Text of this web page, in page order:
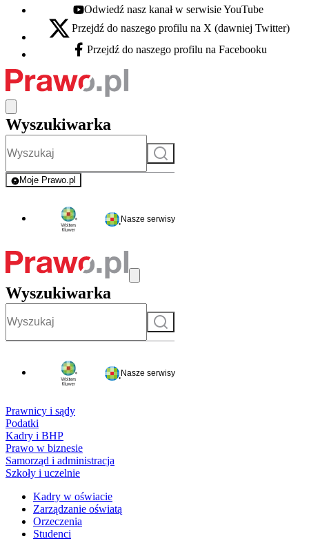
Youtube - otwiera się w nowej karcie
Odwiedź nasz kanał w serwisie YouTube
X - otwiera się w nowej karcie
Przejdź do naszego profilu na X (dawniej Twitter)
Facebook - otwiera się w nowej karcie
Przejdź do naszego profilu na Facebooku
Wyszukiwarka
Szukaj
Moje Prawo.pl
- rejestracja i logowanie do serwisu
Nasze serwisy
Wyszukiwarka
Szukaj
Nasze serwisy
Prawnicy i sądy
Podatki
Kadry i BHP
Prawo w biznesie
Samorząd i administracja
Szkoły i uczelnie
Kadry w oświacie
Zarządzanie oświatą
Orzeczenia
Studenci